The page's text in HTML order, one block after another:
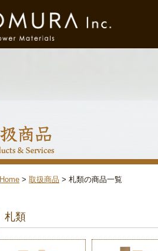
Home 取扱商品 札類の商品一覧
札類